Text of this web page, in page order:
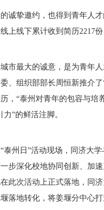
诚挚邀约，也得到青年人
上线下累计收到简历2217
市最大的诚意，是为青年
、组织部部长周恒新推介了
，“泰州对青年的包容与培
力”的鲜活注脚。
泰州日”活动现场，同济大
步深化校地协同创新、加
此次活动上正式落地，同
落地转化，将姜堰分中心